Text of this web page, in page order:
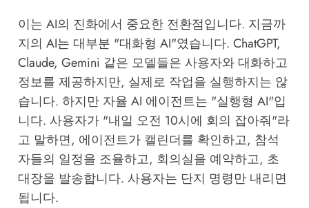
이는 AI의 진화에서 중요한 전환점입니다. 지금까
지의 AI는 대부분 "대화형 AI"였습니다. ChatGPT,
Claude, Gemini 같은 모델들은 사용자와 대화하고
정보를 제공하지만, 실제로 작업을 실행하지는 않
습니다. 하지만 자율 AI 에이전트는 "실행형 AI"입
니다. 사용자가 "내일 오전 10시에 회의 잡아줘"라
고 말하면, 에이전트가 캘린더를 확인하고, 참석
자들의 일정을 조율하고, 회의실을 예약하고, 초
대장을 발송합니다. 사용자는 단지 명령만 내리면
됩니다.